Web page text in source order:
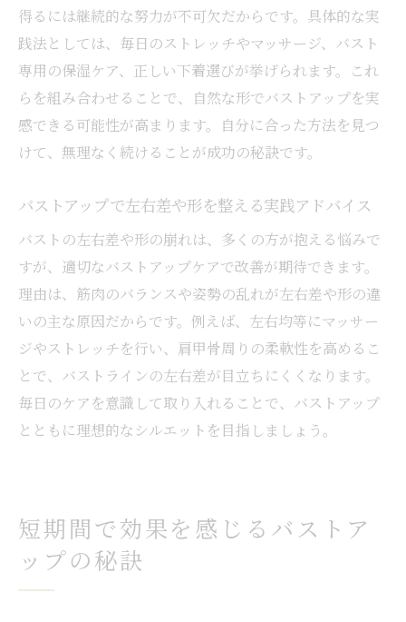
得るには継続的な努力が不可欠だからです。具体的な実
践法としては、毎日のストレッチやマッサージ、バスト
専用の保湿ケア、正しい下着選びが挙げられます。これ
らを組み合わせることで、自然な形でバストアップを実
感できる可能性が高まります。自分に合った方法を見つ
けて、無理なく続けることが成功の秘訣です。
バストアップで左右差や形を整える実践アドバイス
バストの左右差や形の崩れは、多くの方が抱える悩みで
すが、適切なバストアップケアで改善が期待できます。
理由は、筋肉のバランスや姿勢の乱れが左右差や形の違
いの主な原因だからです。例えば、左右均等にマッサー
ジやストレッチを行い、肩甲骨周りの柔軟性を高めるこ
とで、バストラインの左右差が目立ちにくくなります。
毎日のケアを意識して取り入れることで、バストアップ
とともに理想的なシルエットを目指しましょう。
短期間で効果を感じるバストア
ップの秘訣